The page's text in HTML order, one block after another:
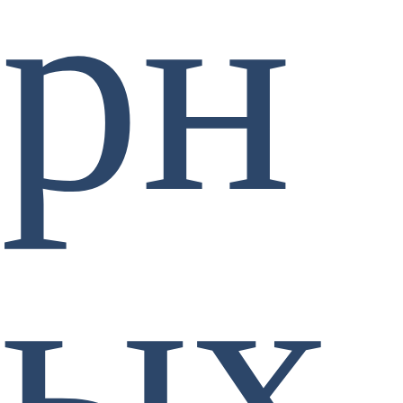
рн